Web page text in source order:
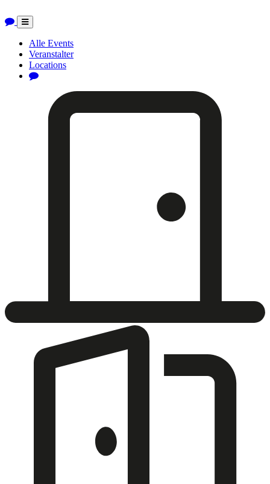
Toggle
navigation
Alle Events
Veranstalter
Locations